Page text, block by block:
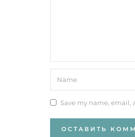
Save my name, email,